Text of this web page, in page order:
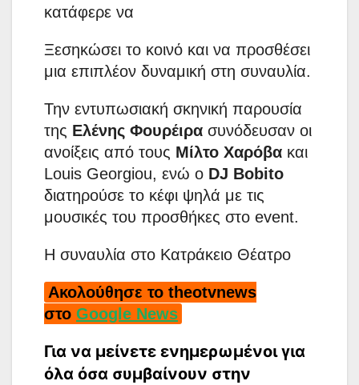
κατάφερε να
Ξεσηκώσει το κοινό και να προσθέσει
μια επιπλέον δυναμική στη συναυλία.
Την εντυπωσιακή σκηνική παρουσία
της Ελένης Φουρέιρα συνόδευσαν οι
ανοίξεις από τους Μίλτο Χαρόβα και
Louis Georgiou, ενώ ο DJ Bobito
διατηρούσε το κέφι ψηλά με τις
μουσικές του προσθήκες στο event.
Η συναυλία στο Κατράκειο Θέατρο
Ακολούθησε το theotvnews
στο Google News
Για να μείνετε ενημερωμένοι για
όλα όσα συμβαίνουν στην